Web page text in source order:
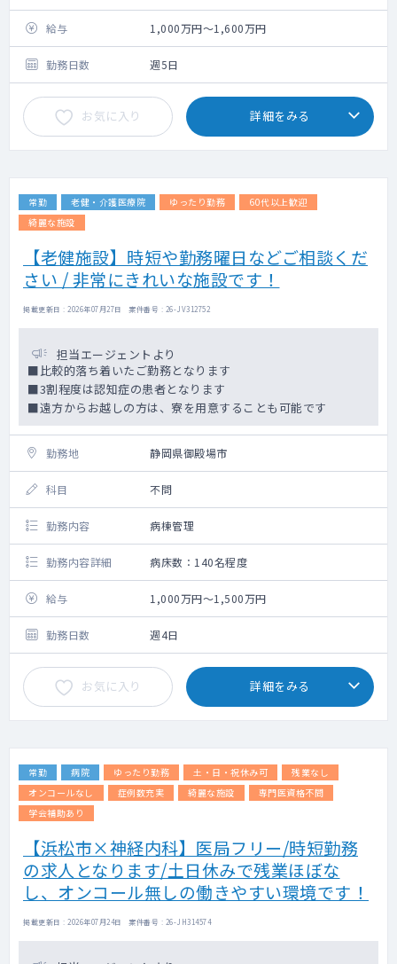
す
体制：常勤1名
実績：2024年度指定難病患者受診者数 143
名
指定難病患者別
・筋萎縮性側索硬化症（ALS） 5名
・進行性核上性麻痺 4名
・パーキンソン病 48名
・多発性硬化症／視神経脊髄炎 10名／2名
・多系統萎縮症 4名
・脊髄小脳変性症 10名
・結節性多発動脈炎 1名
・皮膚筋炎／多発性筋炎 1名／1名
・ベーチェット病 2名
・下垂体性成長ホルモン分泌亢進症 1名
・筋ジストロフィー 6名
・アトピー性脊髄炎 1名
・結節性硬化症 2名
給与 1,000万円～1,600万円
勤務日数 週5日
お気に入り 詳細をみる
常勤 老健・介護医療院 ゆったり勤務
60代以上歓迎
綺麗な施設
【老健施設】時短や勤務曜日などご相談くだ
さい / 非常にきれいな施設です！
掲載更新日 : 2026年07月27日 案件番号 : 26-JV312752
担当エージェントより
■比較的落ち着いたご勤務となります
■3割程度は認知症の患者となります
■遠方からお越しの方は、寮を用意することも可能です
勤務地 静岡県御殿場市
科目 不問
勤務内容 病棟管理
勤務内容詳細 病床数：140名程度
給与 1,000万円～1,500万円
勤務日数 週4日
お気に入り 詳細をみる
常勤 病院 ゆったり勤務 土・日・祝休み可
残業なし
オンコールなし
症例数充実 綺麗な施設
専門医資格不問
学会補助あり
【浜松市×神経内科】医局フリー/時短勤務
の求人となります/土日休みで残業ほぼな
し、オンコール無しの働きやすい環境です！
掲載更新日 : 2026年07月24日 案件番号 : 26-JH314574